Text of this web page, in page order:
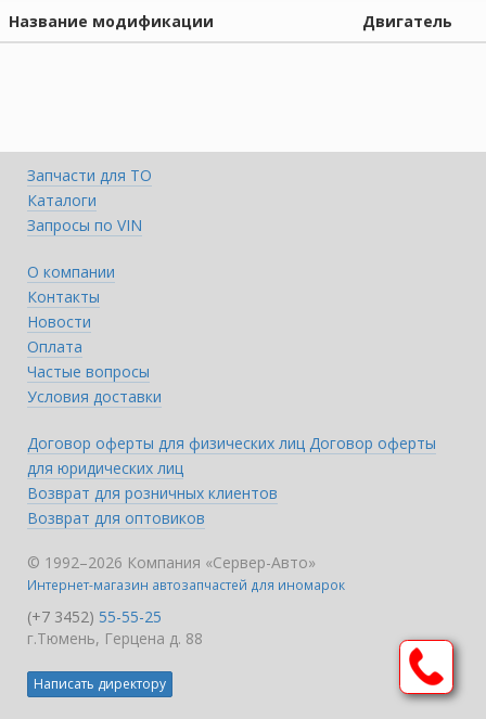
Название модификации Двигатель
Запчасти для ТО
Каталоги
Запросы по VIN
О компании
Контакты
Новости
Оплата
Частые вопросы
Условия доставки
Договор оферты для физических лиц Договор оферты
для юридических лиц
Возврат для розничных клиентов
Возврат для оптовиков
© 1992–2026 Компания «Сервер-Авто»
Интернет-магазин автозапчастей для иномарок
(+7 3452) 55-55-25
г.Тюмень, Герцена д. 88
Написать директору